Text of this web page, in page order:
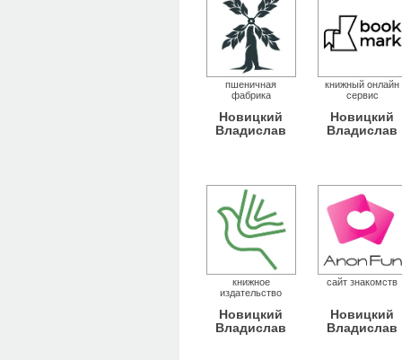
пшеничная
фабрика
Новицкий
Владислав
книжный онлайн
сервис
Новицкий
Владислав
книжное
издательство
Новицкий
Владислав
сайт знакомств
Новицкий
Владислав